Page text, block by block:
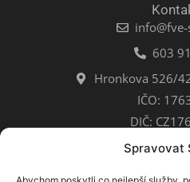
Spravovat
603
Hronkova 526/
IČO:
DIČ: